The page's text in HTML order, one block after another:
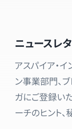
ニュースレ
アスパイア・
ン事業部門、
ガにご登録い
ーチのヒント